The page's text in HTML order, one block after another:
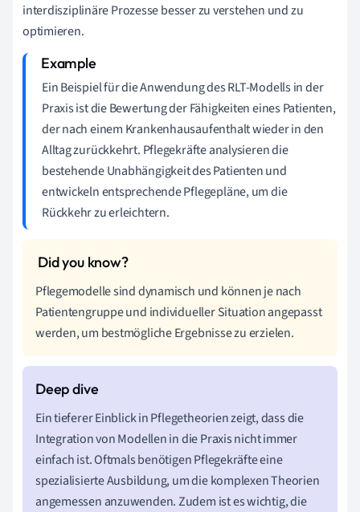
interdisziplinäre Prozesse besser zu verstehen und zu
optimieren.
Ein Beispiel für die Anwendung des RLT-Modells in der
Praxis ist die Bewertung der Fähigkeiten eines Patienten,
der nach einem Krankenhausaufenthalt wieder in den
Alltag zurückkehrt. Pflegekräfte analysieren die
bestehende Unabhängigkeit des Patienten und
entwickeln entsprechende Pflegepläne, um die
Rückkehr zu erleichtern.
Pflegemodelle sind dynamisch und können je nach
Patientengruppe und individueller Situation angepasst
werden, um bestmögliche Ergebnisse zu erzielen.
Ein tieferer Einblick in Pflegetheorien zeigt, dass die
Integration von Modellen in die Praxis nicht immer
einfach ist. Oftmals benötigen Pflegekräfte eine
spezialisierte Ausbildung, um die komplexen Theorien
angemessen anzuwenden. Zudem ist es wichtig, die